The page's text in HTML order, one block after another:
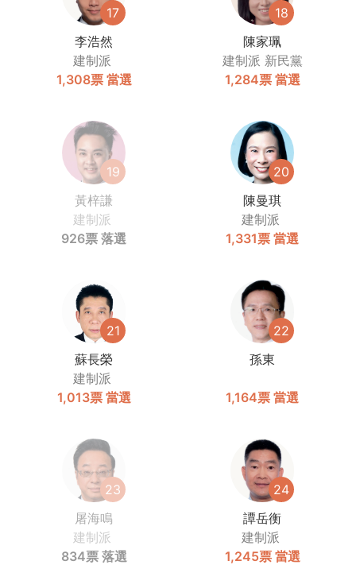
17
李浩然
建制派
1,308票 當選
18
陳家珮
建制派 新民黨
1,284票 當選
19
黃梓謙
建制派
926票 落選
20
陳曼琪
建制派
1,331票 當選
21
蘇長榮
建制派
1,013票 當選
22
孫東
1,164票 當選
23
屠海鳴
建制派
834票 落選
24
譚岳衡
建制派
1,245票 當選